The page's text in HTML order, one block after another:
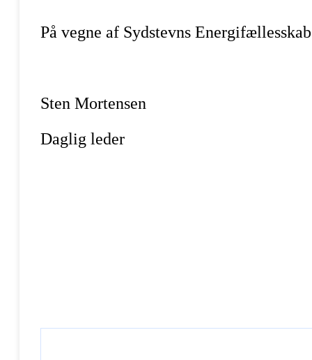
På vegne af Sydstevns Energifællesskab
Sten Mortensen
Daglig leder